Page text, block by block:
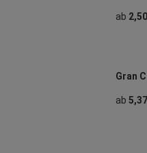
ab
Gran
ab